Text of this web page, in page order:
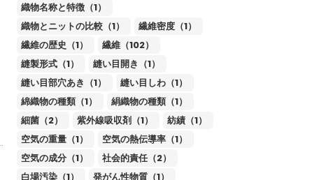
織物名称と特徴（1）
織物とニットの比較（1）
繊維密度（1）
繊維の歴史（1）
繊維（102）
縫製形式（1）
縫い目開き（1）
縫い目部穴あき（1）
縫い目しわ（1）
綿織物の種類（1）
絹織物の種類（1）
細菌（2）
紫外線吸収剤（1）
紡績（1）
空気の重量（1）
空気の熱伝導率（1）
空気の成分（1）
社会的責任（2）
白場汚染（1）
発がん性物質（1）